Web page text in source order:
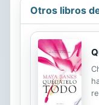
Otros libros